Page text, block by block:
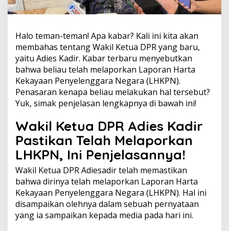
Halo teman-teman! Apa kabar? Kali ini kita akan
membahas tentang Wakil Ketua DPR yang baru,
yaitu Adies Kadir. Kabar terbaru menyebutkan
bahwa beliau telah melaporkan Laporan Harta
Kekayaan Penyelenggara Negara (LHKPN).
Penasaran kenapa beliau melakukan hal tersebut?
Yuk, simak penjelasan lengkapnya di bawah ini!
Wakil Ketua DPR Adies Kadir
Pastikan Telah Melaporkan
LHKPN, Ini Penjelasannya!
Wakil Ketua DPR Adiesadir telah memastikan
bahwa dirinya telah melaporkan Laporan Harta
Kekayaan Penyelenggara Negara (LHKPN). Hal ini
disampaikan olehnya dalam sebuah pernyataan
yang ia sampaikan kepada media pada hari ini.